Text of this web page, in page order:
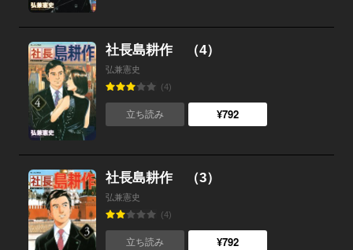
社長島耕作 （4）
弘兼憲史
(4)
立ち読み ¥792
社長島耕作 （3）
弘兼憲史
(4)
立ち読み ¥792